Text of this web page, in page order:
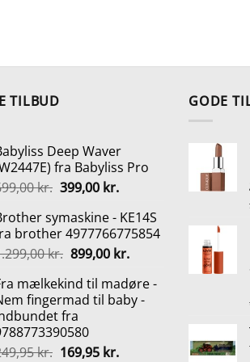
TILBUD
Deep Waver
fra Babyliss Pro
kr. Den
pris
var:
699,00 kr..
399,00 kr.Den
pris
er:
399,00 kr..
symaskine - KE14S
brother 4977766775854
kr. Den
pris
var:
1.299,00 kr..
899,00 kr.Den
pris
er:
mælkekind til madøre -
fingermad til baby -
fra
kr. Den
169,95 kr.Den
GODE